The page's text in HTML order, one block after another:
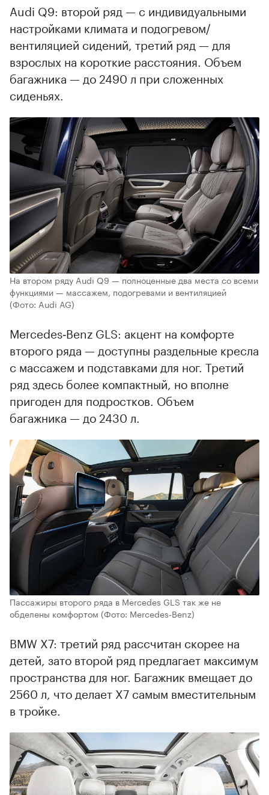
Audi Q9: второй ряд — с индивидуальными
настройками климата и подогревом/
вентиляцией сидений, третий ряд — для
взрослых на короткие расстояния. Объем
багажника — до 2490 л при сложенных
сиденьях.
На втором ряду Audi Q9 — полноценные два места со всеми
функциями — массажем, подогревами и вентиляцией
(Фото: Audi AG)
Mercedes‑Benz GLS: акцент на комфорте
второго ряда — доступны раздельные кресла
с массажем и подставками для ног. Третий
ряд здесь более компактный, но вполне
пригоден для подростков. Объем
багажника — до 2430 л.
Пассажиры второго ряда в Mercedes GLS так же не
обделены комфортом (Фото: Mercedes‑Benz)
BMW X7: третий ряд рассчитан скорее на
детей, зато второй ряд предлагает максимум
пространства для ног. Багажник вмещает до
2560 л, что делает X7 самым вместительным
в тройке.